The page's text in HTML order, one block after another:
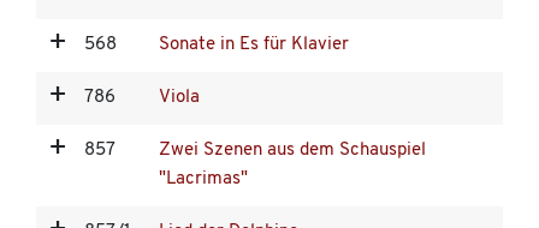
568 Sonate in Es für Klavier
786 Viola
857
Zwei Szenen aus dem Schauspiel
"Lacrimas"